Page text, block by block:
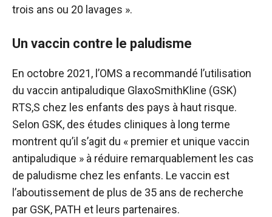
trois ans ou 20 lavages ».
Un vaccin contre le paludisme
En octobre 2021, l’OMS a recommandé l’utilisation
du vaccin antipaludique GlaxoSmithKline (GSK)
RTS,S chez les enfants des pays à haut risque.
Selon GSK, des études cliniques à long terme
montrent qu’il s’agit du « premier et unique vaccin
antipaludique » à réduire remarquablement les cas
de paludisme chez les enfants. Le vaccin est
l’aboutissement de plus de 35 ans de recherche
par GSK, PATH et leurs partenaires.